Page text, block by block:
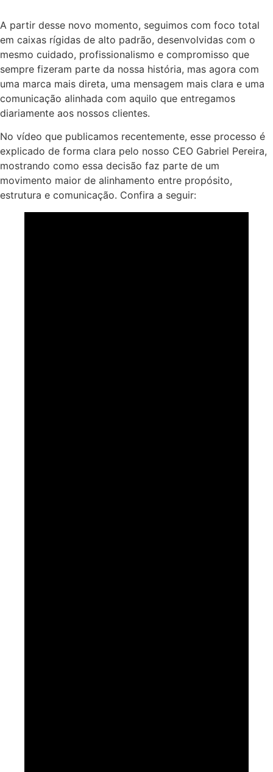
A partir desse novo momento, seguimos com foco total
em caixas rígidas de alto padrão, desenvolvidas com o
mesmo cuidado, profissionalismo e compromisso que
sempre fizeram parte da nossa história, mas agora com
uma marca mais direta, uma mensagem mais clara e uma
comunicação alinhada com aquilo que entregamos
diariamente aos nossos clientes.
No vídeo que publicamos recentemente, esse processo é
explicado de forma clara pelo nosso CEO Gabriel Pereira,
mostrando como essa decisão faz parte de um
movimento maior de alinhamento entre propósito,
estrutura e comunicação. Confira a seguir: